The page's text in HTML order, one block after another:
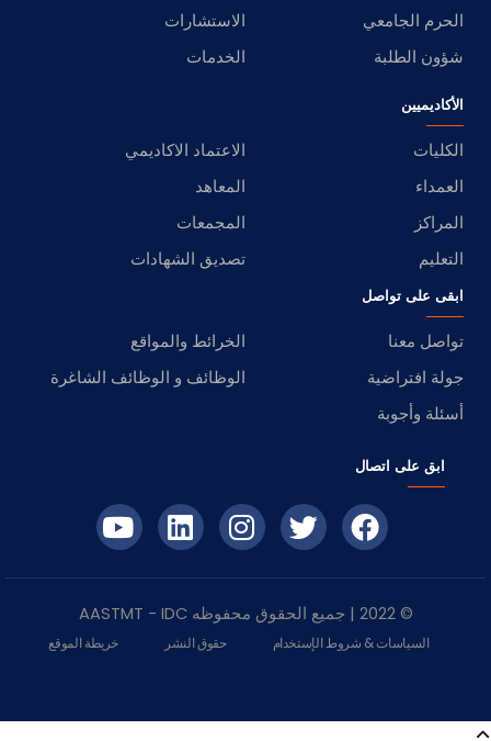
الحرم الجامعي
الاستشارات
شؤون الطلبة
الخدمات
الأكاديميين
الكليات
الاعتماد الاكاديمي
العمداء
المعاهد
المراكز
المجمعات
التعليم
تصديق الشهادات
ابقى على تواصل
تواصل معنا
الخرائط والمواقع
جولة افتراضية
الوظائف و الوظائف الشاغرة
أسئلة وأجوبة
ابق على اتصال
© 2022 | جميع الحقوق محفوظه IDC
- AASTMT
السياسات & شروط الإستخدام حقوق النشر خريطة الموقع